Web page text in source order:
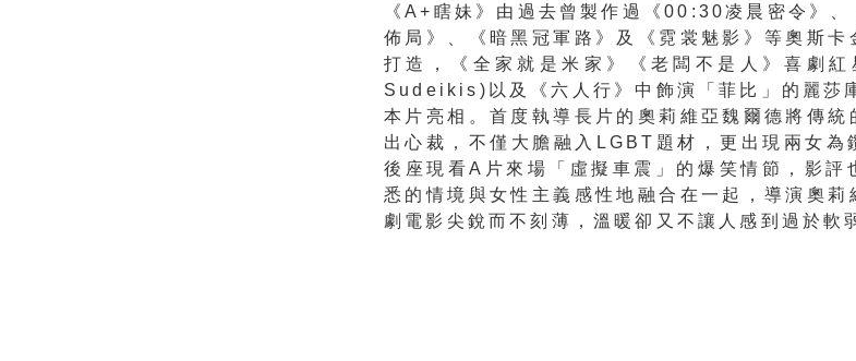
《A+瞎妹》由過去曾製作過《00:30凌晨密令》、
佈局》、《暗黑冠軍路》及《霓裳魅影》等奧斯卡
打造，《全家就是米家》《 老闆不是人》喜劇
Sudeikis)以及《六人行》中飾演「菲比」的麗莎
本片亮相。 首度執導長片的奧莉維亞魏爾德將傳統
出心 裁，不僅大膽融入LGBT題材，更出現兩女為
後座現看A片來場「虛擬車震」的爆笑情節， 影評
悉的情境與女性主義感性地融合在一起，導演奧莉
劇電影尖銳而不刻薄， 溫暖卻又不讓人感到過於軟